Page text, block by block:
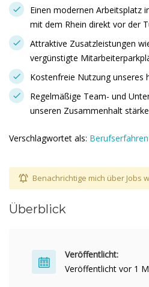
Einen modernen Arbeitsplatz
mit dem Rhein direkt vor der
Attraktive Zusatzleistungen
vergünstigte
Kostenfreie Nutzung unseres
Regelmäßige Team- und
unseren Zusammenhalt
Verschlagwortet als: Berufserfahren
Benachrichtige mich über Jobs
Überblick
Veröffentlicht:
Veröffentlicht vor 1